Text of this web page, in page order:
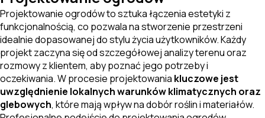
Projektowanie ogrodów to sztuka łączenia estetyki z
funkcjonalnością, co pozwala na stworzenie przestrzeni
idealnie dopasowanej do stylu życia użytkowników. Każdy
projekt zaczyna się od szczegółowej analizy terenu oraz
rozmowy z klientem, aby poznać jego potrzeby i
oczekiwania. W procesie projektowania kluczowe jest
uwzględnienie lokalnych warunków klimatycznych oraz
glebowych, które mają wpływ na dobór roślin i materiałów.